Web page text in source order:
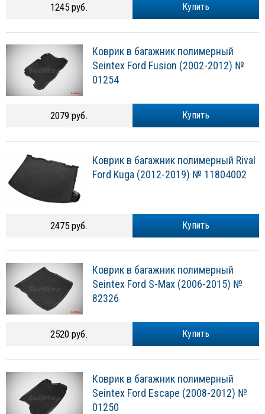
Купить
1245 руб.
Коврик в багажник полимерный
Seintex Ford Fusion (2002-2012) №
01254
Купить
2079 руб.
Коврик в багажник полимерный Rival
Ford Kuga (2012-2019) № 11804002
Купить
2475 руб.
Коврик в багажник полимерный
Seintex Ford S-Max (2006-2015) №
82326
Купить
2520 руб.
Коврик в багажник полимерный
Seintex Ford Escape (2008-2012) №
01250